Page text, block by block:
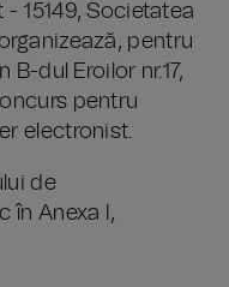
15149, Societatea
pentru
dul Eroilor nr.17,
pentru
electronist.
de
în Anexa I,